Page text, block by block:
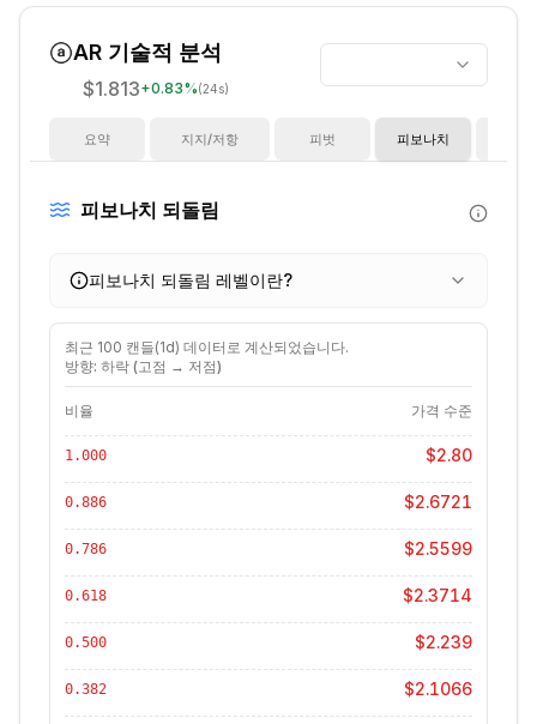
AR 기술적 분석
$1.813+0.83%(24s)
요약 지지/저항 피벗 피보나치
피보나치 되돌림
피보나치 되돌림 레벨이란?
최근 100 캔들(1d) 데이터로 계산되었습니다.
방향: 하락 (고점 → 저점)
비율 가격 수준
1.000 $2.80
0.886 $2.6721
0.786 $2.5599
0.618 $2.3714
0.500 $2.239
0.382 $2.1066